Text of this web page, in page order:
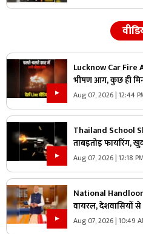
Lucknow Car Fire
भीषण आग, कुछ ही
वाला वीडियो
Aug 07, 2026 | 12:44
Thailand School
ताबड़तोड़ फायरिंग,
आया वीडियो
Aug 07, 2026 | 12:18
National
वायरल, देशवासियों
Aug 07, 2026 | 10:49